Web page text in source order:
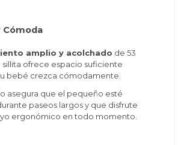
Cómoda
amplio y acolchado de 53
sillita ofrece espacio suficiente
bebé crezca cómodamente.
asegura que el pequeño esté
paseos largos y que disfrute
ergonómico en todo momento.